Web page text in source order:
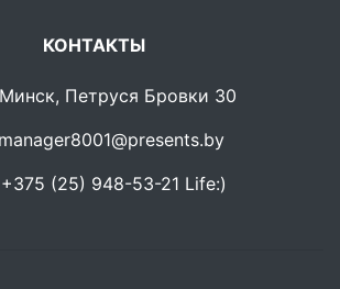
КОНТАКТЫ
Петруся Бровки 30
manager8001@presents.by
+375 (25) 948-53-21 Life:)